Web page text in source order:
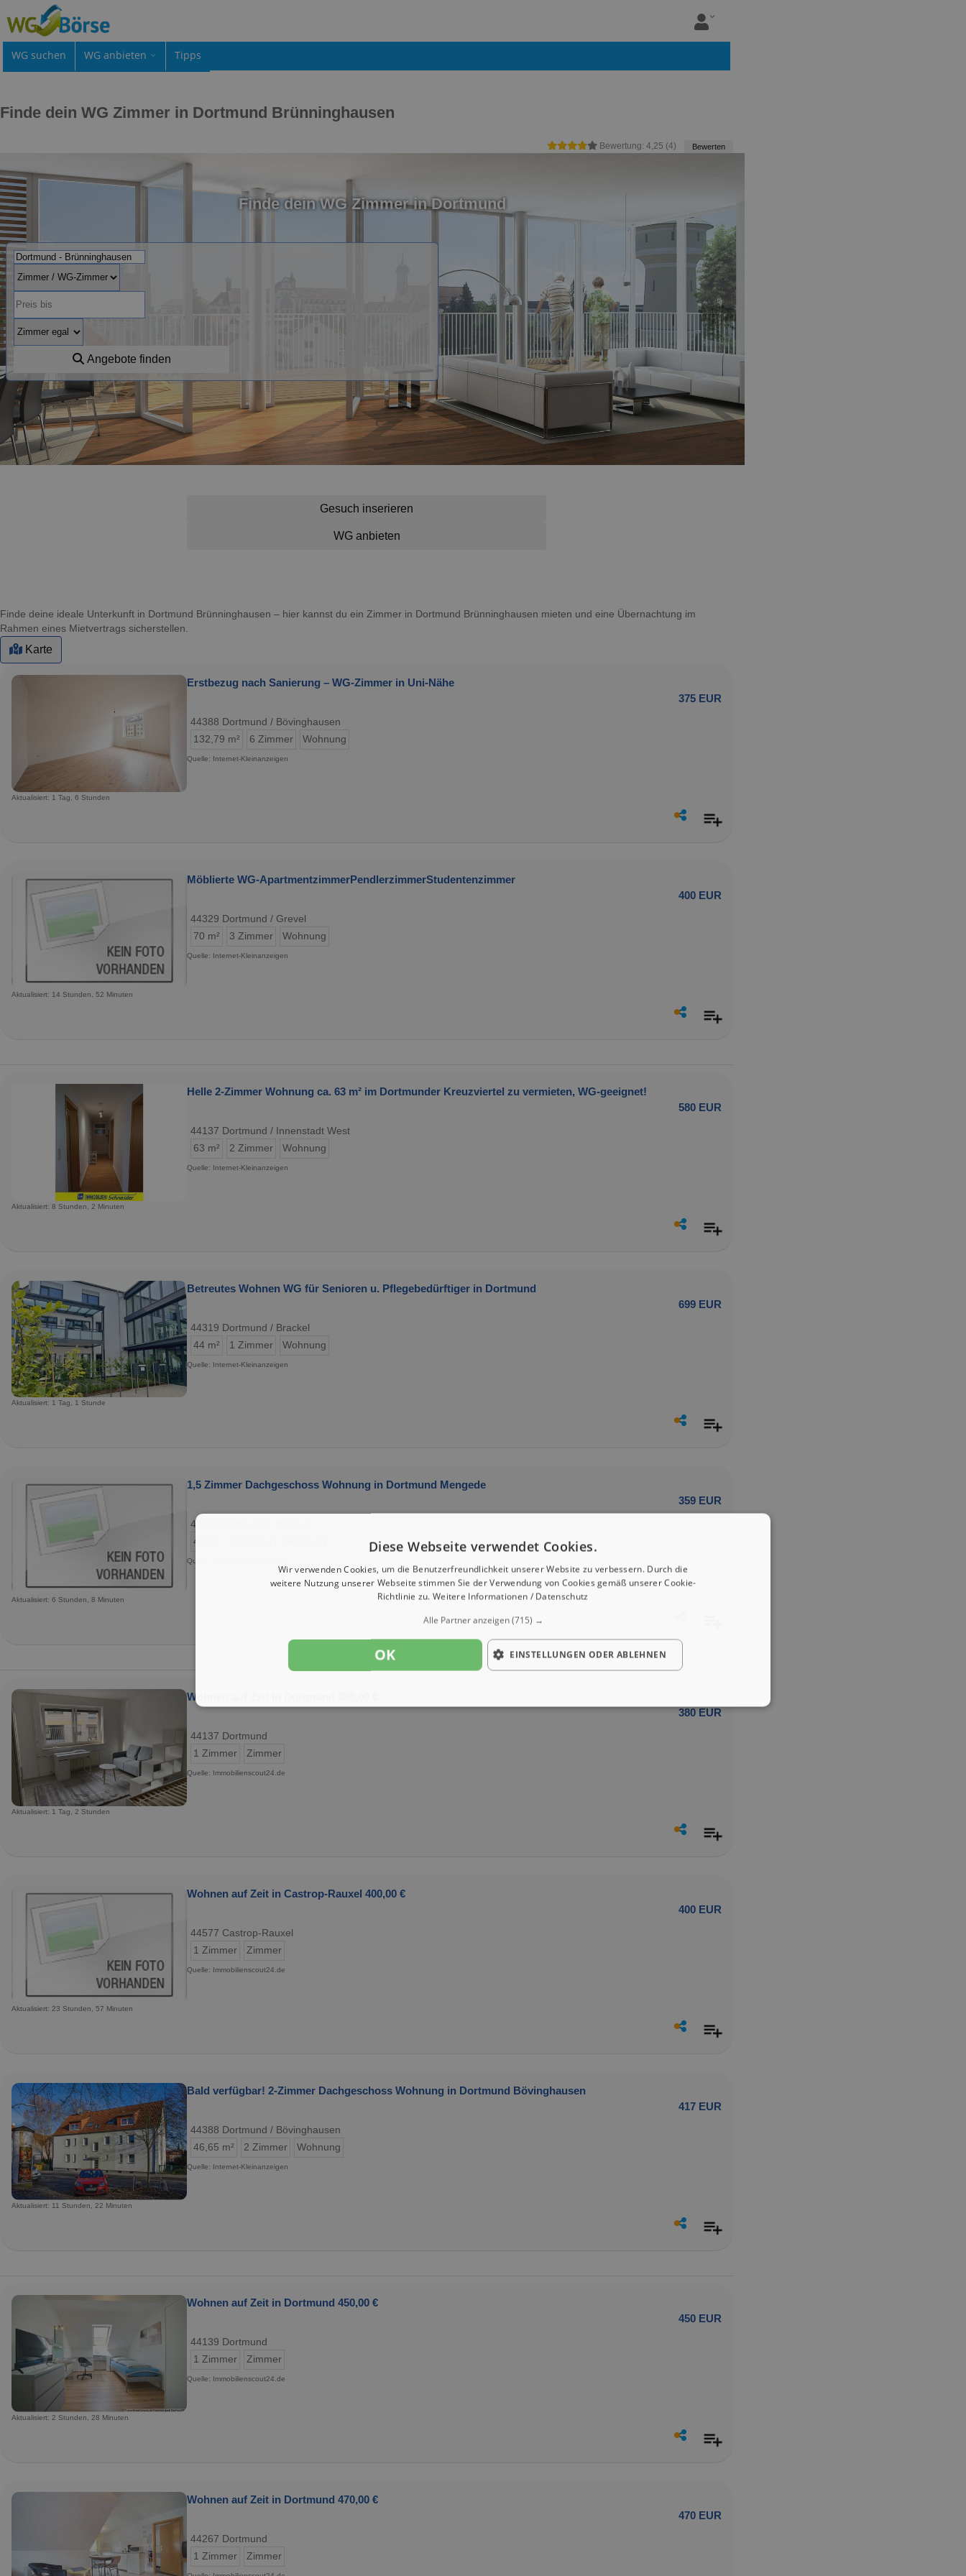
WG suchen WG anbieten Tipps
Finde dein WG Zimmer in Dortmund Brünninghausen
Bewertung: 4,25 (4) Bewerten
Finde dein WG Zimmer in Dortmund
Angebote finden
Gesuch inserieren
WG anbieten
Finde deine ideale Unterkunft in Dortmund Brünninghausen – hier kannst du ein Zimmer in Dortmund Brünninghausen mieten und eine Übernachtung im
Rahmen eines Mietvertrags sicherstellen.
Karte
Erstbezug nach Sanierung – WG-Zimmer in Uni-Nähe
375 EUR
44388 Dortmund / Bövinghausen
132,79 m²
6 Zimmer Wohnung
Quelle: Internet-Kleinanzeigen
Aktualisiert: 1 Tag, 6 Stunden
Möblierte WG-ApartmentzimmerPendlerzimmerStudentenzimmer
400 EUR
44329 Dortmund / Grevel
70 m²
3 Zimmer Wohnung
Quelle: Internet-Kleinanzeigen
Aktualisiert: 14 Stunden, 52 Minuten
Helle 2-Zimmer Wohnung ca. 63 m² im Dortmunder Kreuzviertel zu vermieten, WG-geeignet!
580 EUR
44137 Dortmund / Innenstadt West
63 m²
2 Zimmer Wohnung
Quelle: Internet-Kleinanzeigen
Aktualisiert: 8 Stunden, 2 Minuten
Betreutes Wohnen WG für Senioren u. Pflegebedürftiger in Dortmund
699 EUR
44319 Dortmund / Brackel
44 m²
1 Zimmer Wohnung
Quelle: Internet-Kleinanzeigen
Aktualisiert: 1 Tag, 1 Stunde
1,5 Zimmer Dachgeschoss Wohnung in Dortmund Mengede
359 EUR
44319 Dortmund / Brackel
45 m²
Quelle: Internet-Kleinanzeigen
Aktualisiert: 6 Stunden, 8 Minuten
Wohnen auf Zeit in Dortmund 380,00 €
380 EUR
44137 Dortmund
1 Zimmer
Zimmer
Quelle: Immobilienscout24.de
Aktualisiert: 1 Tag, 2 Stunden
Wohnen auf Zeit in Castrop-Rauxel 400,00 €
400 EUR
44577 Castrop-Rauxel
1 Zimmer
Zimmer
Quelle: Immobilienscout24.de
Aktualisiert: 23 Stunden, 57 Minuten
Bald verfügbar! 2-Zimmer Dachgeschoss Wohnung in Dortmund Bövinghausen
417 EUR
44388 Dortmund / Bövinghausen
46,65 m²
2 Zimmer Wohnung
Quelle: Internet-Kleinanzeigen
Aktualisiert: 11 Stunden, 22 Minuten
Wohnen auf Zeit in Dortmund 450,00 €
450 EUR
44139 Dortmund
1 Zimmer
Zimmer
Quelle: Immobilienscout24.de
Aktualisiert: 2 Stunden, 28 Minuten
Wohnen auf Zeit in Dortmund 470,00 €
470 EUR
44267 Dortmund
1 Zimmer
Zimmer
Diese Webseite verwendet Cookies.
Wir verwenden Cookies, um die Benutzerfreundlichkeit unserer Website zu verbessern. Durch die
weitere Nutzung unserer Webseite stimmen Sie der Verwendung von Cookies gemäß unserer Cookie-
Richtlinie zu. Weitere Informationen / Datenschutz
Alle Partner anzeigen(715) →
OK EINSTELLUNGEN ODER ABLEHNEN